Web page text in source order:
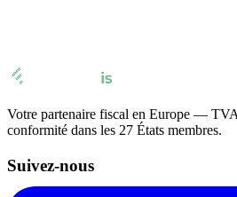
Votre partenaire fiscal en Europe —
conformité dans les 27 États membres.
Suivez-nous